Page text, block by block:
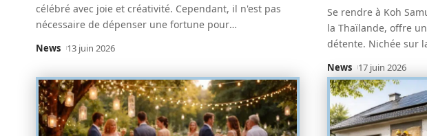
célébré avec joie et créativité. Cependant, il n'est pas
nécessaire de dépenser une fortune pour…
News 13 juin 2026
Se rendre à Koh
la Thaïlande, offre
détente. Nichée sur
News 17 juin 2026